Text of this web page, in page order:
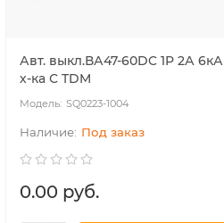
Авт. выкл.ВА47-60DC 1P 2А 6кА
х-ка С TDM
SQ0223-1004
Под заказ
0.00 руб.